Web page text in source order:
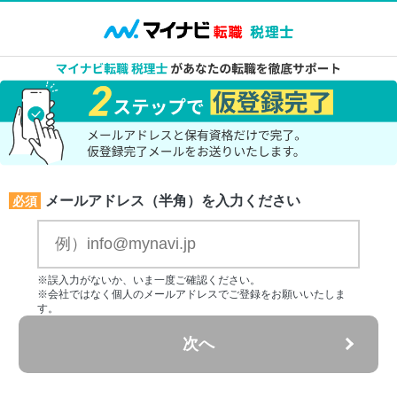
必須 メールアドレス（半角）を入力ください
※誤入力がないか、いま一度ご確認ください。
※会社ではなく個人のメールアドレスでご登録をお願いいたしま
す。
次へ